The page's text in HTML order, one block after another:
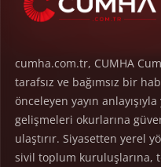
cumha.com.tr, CUMHA
tarafsız ve bağımsız bir
önceleyen yayın
gelişmeleri okurlarına
ulaştırır. Siyasetten yerel
sivil toplum kuruluşlarına,